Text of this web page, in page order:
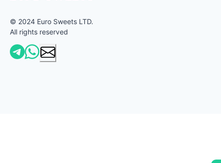
© 2024 Euro Sweets LTD.
All rights reserved